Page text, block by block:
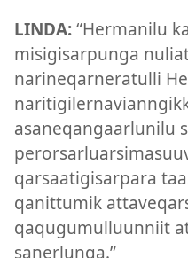
LINDA:“Hermanilu
misigisar­punga
narineqar­neratul­li
asaneqangaarlunilu
qarsaatigisar­para
qanit­tumik
qaqugumul­luun­niit
sanerlunga.”